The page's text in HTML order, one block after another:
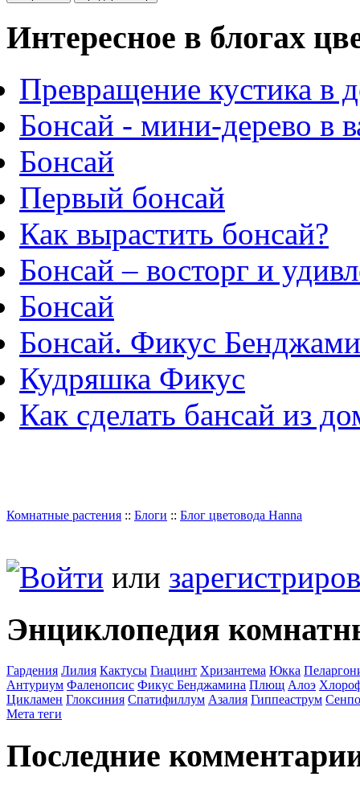
Интересное в блогах
Превращение кустика в
Бонсай - мини-дерево в
Бонсай
Первый бонсай
Как вырастить бонсай?
Бонсай – восторг и
Бонсай
Бонсай. Фикус
Кудряшка Фикус
Как сделать бансай из
Комнатные растения :: Блоги :: Блог цветовода Hanna
Войти или
Энциклопедия
Гардения Лилия Кактусы Гиацинт Хризантема Юкка
Антуриум Фаленопсис Фикус Бенджамина Плющ Алоэ
Цикламен Глоксиния Спатифиллум Азалия Гиппеаструм
Мета теги
Последние